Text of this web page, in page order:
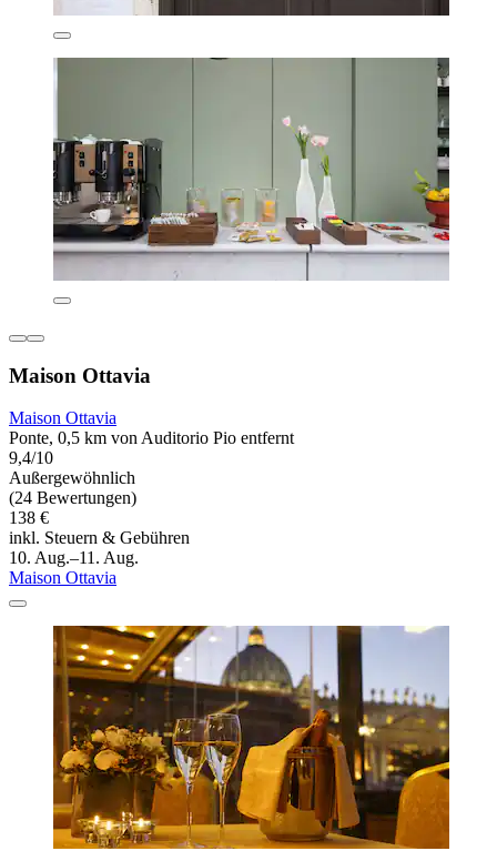
Maison Ottavia
Maison Ottavia
Ponte, 0,5 km von Auditorio Pio entfernt
9,4/10
Außergewöhnlich
(24 Bewertungen)
138 €
inkl. Steuern & Gebühren
10. Aug.–11. Aug.
Maison Ottavia